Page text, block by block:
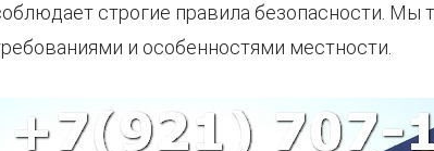
строгие правила безопасности.
и особенностями местности.